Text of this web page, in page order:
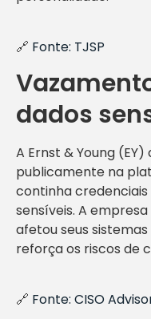
🔗 Fonte: TJSP
dados
A Ernst & Young
publicamente na
continha credenciais
sensíveis. A
afetou seus
reforça os riscos de
🔗 Fonte: CISO